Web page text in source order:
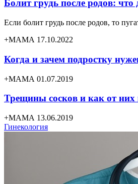
Болит грудь после родов: что
Если болит грудь после родов, то
+МАМА 17.10.2022
Когда и зачем подростку
+МАМА 01.07.2019
Трещины сосков и как от них
+МАМА 13.06.2019
Гинекология